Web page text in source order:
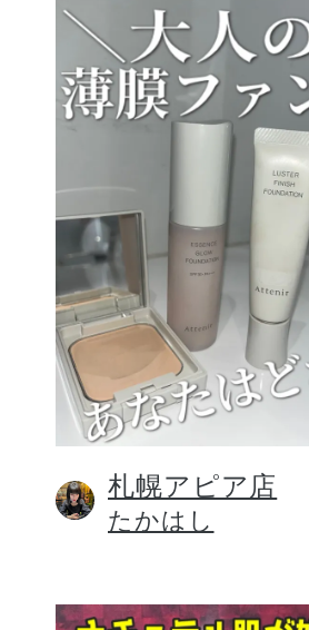
スキ
メイ
健康
札幌アピア店
たかはし